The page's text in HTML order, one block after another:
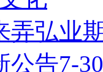
弄弘业
公告7-30